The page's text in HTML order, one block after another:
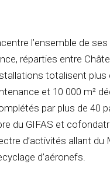
l’ensemble de
réparties entre
totalisent plus
et 10 000 m²
par plus de 40
du GIFAS et
d’activités allant du
d’aéronefs.